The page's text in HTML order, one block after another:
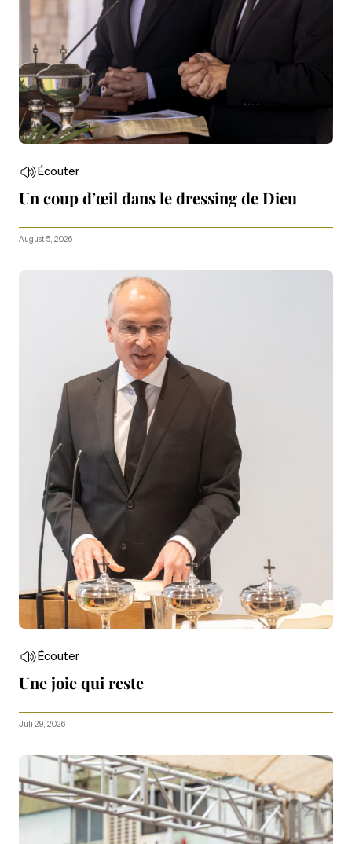
Écouter
Un coup d’œil dans le dressing de Dieu
August 5, 2026
Écouter
Une joie qui reste
Juli 29, 2026